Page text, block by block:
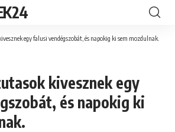
egy falusi vendégszobát, és napokig ki sem mozdulnak.
kivesznek egy
és napokig ki